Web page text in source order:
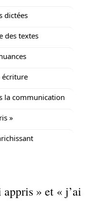
dictées
des textes
écriture
la communication
»
» et « j’ai